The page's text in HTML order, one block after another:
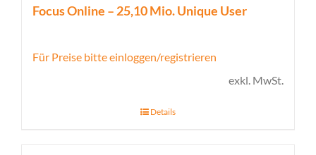
Focus Online – 25,10 Mio. Unique User
Für Preise bitte einloggen/registrieren
exkl. MwSt.
Details